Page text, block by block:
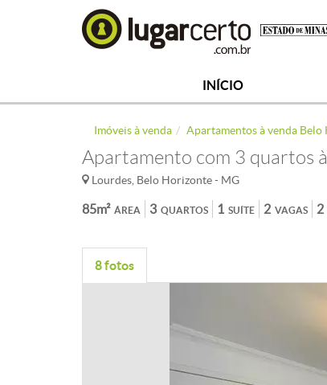
INÍCIO
Imóveis à venda Apartamentos à venda
Apartamento com 3 quartos
Lourdes, Belo Horizonte - MG
ÁREA
85m² QUARTOS
3 SUÍTE
1 VAGAS
2 2
8 fotos